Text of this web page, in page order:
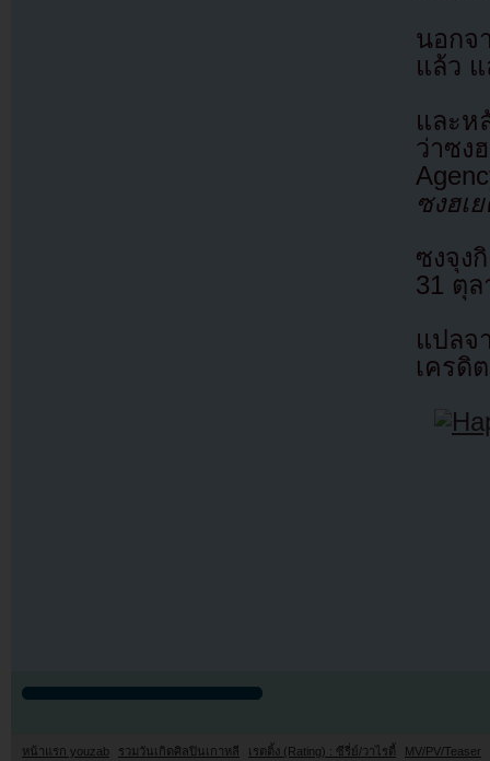
นอกจ
แล้ว
และห
ว่าซง
ซงฮเ
ซงจุง
31 ตุ
แปล
เครดิ
หน้าแรก youzab รวมวันเกิดศิลปินเกาหลี เรตติ้ง (Rating) : ซีรี่ย์/วาไรตี้
MV/PV/Teaser